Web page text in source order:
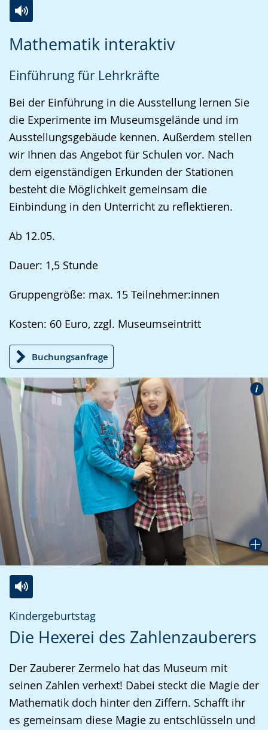
Mathematik interaktiv
Einführung für Lehrkräfte
Bei der Einführung in die Ausstellung lernen Sie
die Experimente im Museumsgelände und im
Ausstellungsgebäude kennen. Außerdem stellen
wir Ihnen das Angebot für Schulen vor. Nach
dem eigenständigen Erkunden der Stationen
besteht die Möglichkeit gemeinsam die
Einbindung in den Unterricht zu reflektieren.
Ab 12.05.
Dauer: 1,5 Stunde
Gruppengröße: max. 15 Teilnehmer:innen
Kosten: 60 Euro, zzgl. Museumseintritt
Buchungsanfrage
Leichten
wechseln.
Audio-
Video
Deutscher
Gebärdensprache
wird
angezeigt.
Kindergeburtstag
Die Hexerei des Zahlenzauberers
Der Zauberer Zermelo hat das Museum mit
seinen Zahlen verhext! Dabei steckt die Magie der
Mathematik doch hinter den Ziffern. Schafft ihr
es gemeinsam diese Magie zu entschlüsseln und
Leichten
Sprache
Audio-
Unterstützung.
Video
in
Gebärdensprache
wird
angezeigt.